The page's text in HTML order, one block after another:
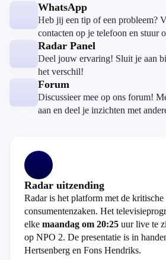
WhatsApp
Heb jij een tip of een probleem?
contacten op je telefoon en stuur
Radar Panel
Deel jouw ervaring! Sluit je aan
het verschil!
Forum
Discussieer mee op ons forum!
aan en deel je inzichten met
Radar uitzending
Radar is het platform met de
consumentenzaken. Het
elke maandag om 20:25 uur live te
op NPO 2. De presentatie is in
Hertsenberg en Fons Hendriks.